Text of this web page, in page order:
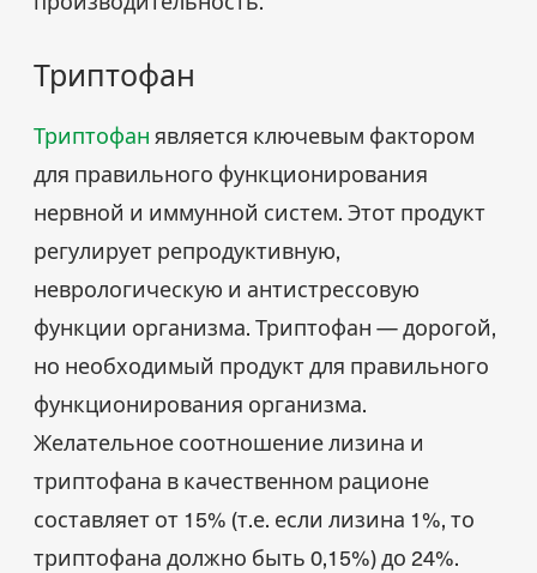
Триптофан
Триптофан является ключевым фактором
для правильного функционирования
нервной и иммунной систем. Этот продукт
регулирует репродуктивную,
неврологическую и антистрессовую
функции организма. Триптофан — дорогой,
но необходимый продукт для правильного
функционирования организма.
Желательное соотношение лизина и
триптофана в качественном рационе
составляет от 15% (т.е. если лизина 1%, то
триптофана должно быть 0,15%) до 24%.